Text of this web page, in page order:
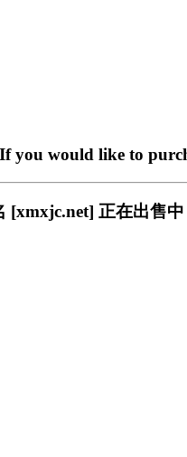
If you would like to
[xmxjc.net] 正在出售